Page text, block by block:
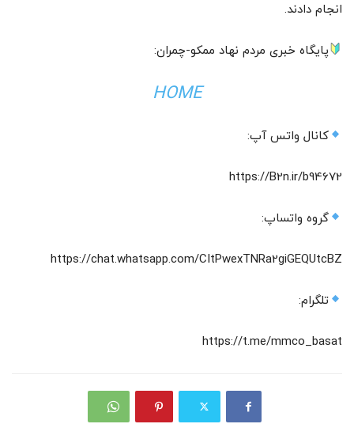
انجام دادند.
پایگاه خبری مردم نهاد ممکو-چمران:
HOME
کانال واتس آپ:
https://B2n.ir/b94672
گروه واتساپ:
https://chat.whatsapp.com/CItPwexTNRa2giGEQUtcBZ
تلگرام:
https://t.me/mmco_basat